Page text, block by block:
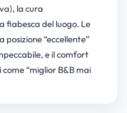
la cura
fiabesca del luogo. Le
posizione “eccellente”
e il comfort
“miglior B&B mai